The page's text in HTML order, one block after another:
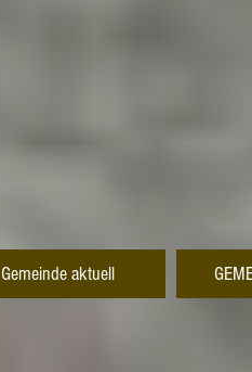
Gemeinde aktuell